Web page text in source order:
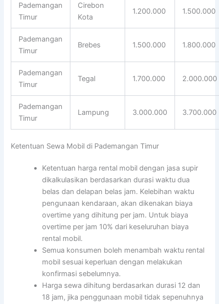
Pademangan
Timur
Cirebon
Kota
1.200.000 1.500.000
Pademangan
Timur
Brebes 1.500.000 1.800.000
Pademangan
Timur
Tegal 1.700.000 2.000.000
Pademangan
Timur
Lampung 3.000.000 3.700.000
Ketentuan Sewa Mobil di Pademangan Timur
Ketentuan harga rental mobil dengan jasa supir
dikalkulasikan berdasarkan durasi waktu dua
belas dan delapan belas jam. Kelebihan waktu
pengunaan kendaraan, akan dikenakan biaya
overtime yang dihitung per jam. Untuk biaya
overtime per jam 10% dari keseluruhan biaya
rental mobil.
Semua konsumen boleh menambah waktu rental
mobil sesuai keperluan dengan melakukan
konfirmasi sebelumnya.
Harga sewa dihitung berdasarkan durasi 12 dan
18 jam, jika penggunaan mobil tidak sepenuhnya